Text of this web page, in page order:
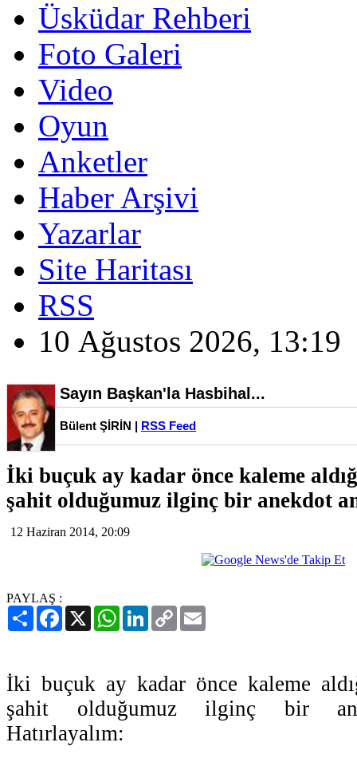
Üsküdar Rehberi
Foto Galeri
Video
Oyun
Anketler
Haber Arşivi
Yazarlar
Site Haritası
RSS
10 Ağustos 2026, 13:19
Sayın Başkan'la Hasbihal...
Bülent ŞİRİN | RSS Feed
İki buçuk ay kadar önce kaleme
şahit olduğumuz ilginç bir anekdot
12 Haziran 2014, 20:09
PAYLAŞ :
PaylaşFacebook
X WhatsAppLinkedIn
Copy
Link
İki buçuk ay kadar önce kaleme
şahit olduğumuz ilginç bir
Hatırlayalım: